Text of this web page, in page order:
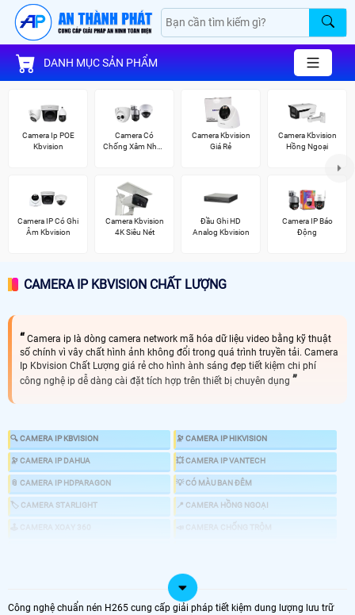
DANH MỤC SẢN PHẨM
Camera Ip POE
Kbvision
Camera Có
Chống Xâm Nhập
Camera Kbvision
Giá Rẻ
Camera Kbvision
Hồng Ngoại
Camera IP Có Ghi
Âm Kbvision
Camera Kbvision
4K Siêu Nét
Đầu Ghi HD
Analog Kbvision
Camera IP Báo
Động
CAMERA IP KBVISION CHẤT LƯỢNG
Camera ip là dòng camera network mã hóa dữ liệu video bằng kỹ thuật
số chính vì vây chất hình ảnh không đổi trong quá trình truyền tải. Camera
Ip Kbvision Chất Lượng giá rẻ cho hình ành sáng đẹp tiết kiệm chi phí
công nghệ ip dễ dàng cài đặt tích hợp trên thiết bị chuyên dụng
🔍 CAMERA IP KBVISION 🔭 CAMERA IP HIKVISION
🔭 CAMERA IP DAHUA 💥 CAMERA IP VANTECH
📎 CAMERA IP HDPARAGON 💡 CÓ MÀU BAN ĐÊM
🏷 CAMERA STARLIGHT 📍 CAMERA HỒNG NGOẠI
📸 GIÁ LẮP CAMERA IP NHƯ THẾ NÀO
Công nghệ chuẩn nén H265 cung cấp giải pháp tiết kiệm dung lượng lưu trữ